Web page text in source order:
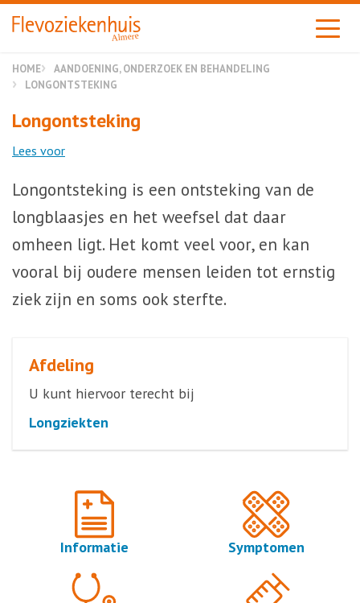
Almere
HOME
AANDOENING, ONDERZOEK EN BEHANDELING
LONGONTSTEKING
Longontsteking
Lees voor
Longontsteking is een ontsteking van de
longblaasjes en het weefsel dat daar
omheen ligt. Het komt veel voor, en kan
vooral bij oudere mensen leiden tot ernstig
ziek zijn en soms ook sterfte.
Afdeling
U kunt hiervoor terecht bij
Longziekten
Informatie Symptomen